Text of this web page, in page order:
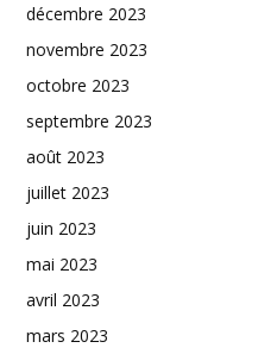
décembre 2023
novembre 2023
octobre 2023
septembre 2023
août 2023
juillet 2023
juin 2023
mai 2023
avril 2023
mars 2023